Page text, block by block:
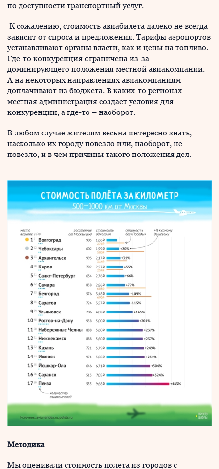
по доступности транспортный услуг.
К сожалению, стоимость авиабилета далеко не всегда
зависит от спроса и предложения. Тарифы аэропортов
устанавливают органы власти, как и цены на топливо.
Где-то конкуренция ограничена из-за
доминирующего положения местной авиакомпании.
А на некоторых направлениях авиакомпаниям
доплачивают из бюджета. В каких-то регионах
местная администрация создает условия для
конкуренции, а где-то – наоборот.
В любом случае жителям весьма интересно знать,
насколько их городу повезло или, наоборот, не
повезло, и в чем причины такого положения дел.
Методика
Мы оценивали стоимость полета из городов с